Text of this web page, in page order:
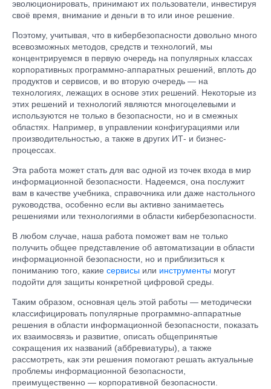
эволюционировать, принимают их пользователи, инвестируя
своё время, внимание и деньги в то или иное решение.
Поэтому, учитывая, что в кибербезопасности довольно много
всевозможных методов, средств и технологий, мы
концентрируемся в первую очередь на популярных классах
корпоративных программно-аппаратных решений, вплоть до
продуктов и сервисов, и во вторую очередь — на
технологиях, лежащих в основе этих решений. Некоторые из
этих решений и технологий являются многоцелевыми и
используются не только в безопасности, но и в смежных
областях. Например, в управлении конфигурациями или
производительностью, а также в других ИТ- и бизнес-
процессах.
Эта работа может стать для вас одной из точек входа в мир
информационной безопасности. Надеемся, она послужит
вам в качестве учебника, справочника или даже настольного
руководства, особенно если вы активно занимаетесь
решениями или технологиями в области кибербезопасности.
В любом случае, наша работа поможет вам не только
получить общее представление об автоматизации в области
информационной безопасности, но и приблизиться к
пониманию того, какие сервисы или инструменты могут
подойти для защиты конкретной цифровой среды.
Таким образом, основная цель этой работы — методически
классифицировать популярные программно-аппаратные
решения в области информационной безопасности, показать
их взаимосвязь и развитие, описать общепринятые
сокращения их названий (аббревиатуры), а также
рассмотреть, как эти решения помогают решать актуальные
проблемы информационной безопасности,
преимущественно — корпоративной безопасности.